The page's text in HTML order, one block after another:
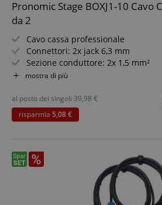
Pronomic Stage BOXJ1-10 Cavo
da 2
Cavo cassa professionale
Connettori: 2x jack 6,3 mm
Sezione conduttore: 2x 1,5 mm²
Connettori di alta qualità
Colore: nero
Set da 2 pezzi
mostra di più
al posto dei singoli 39,98 €
risparmia 5,08 €